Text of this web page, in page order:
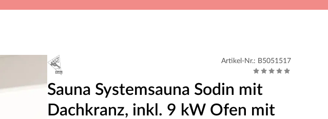
Artikel-Nr.: B5051517
Sauna Systemsauna Sodin mit
Dachkranz, inkl. 9 kW Ofen mit